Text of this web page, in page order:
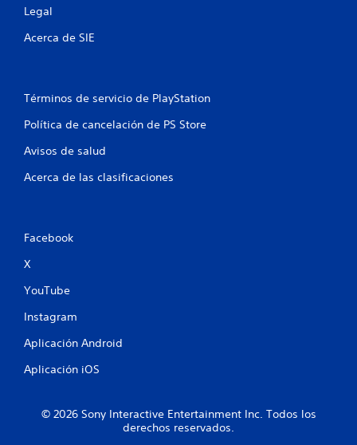
Legal
Acerca de SIE
Términos de servicio de PlayStation
Política de cancelación de PS Store
Avisos de salud
Acerca de las clasificaciones
Facebook
X
YouTube
Instagram
Aplicación Android
Aplicación iOS
© 2026 Sony Interactive Entertainment Inc. Todos los
derechos reservados.